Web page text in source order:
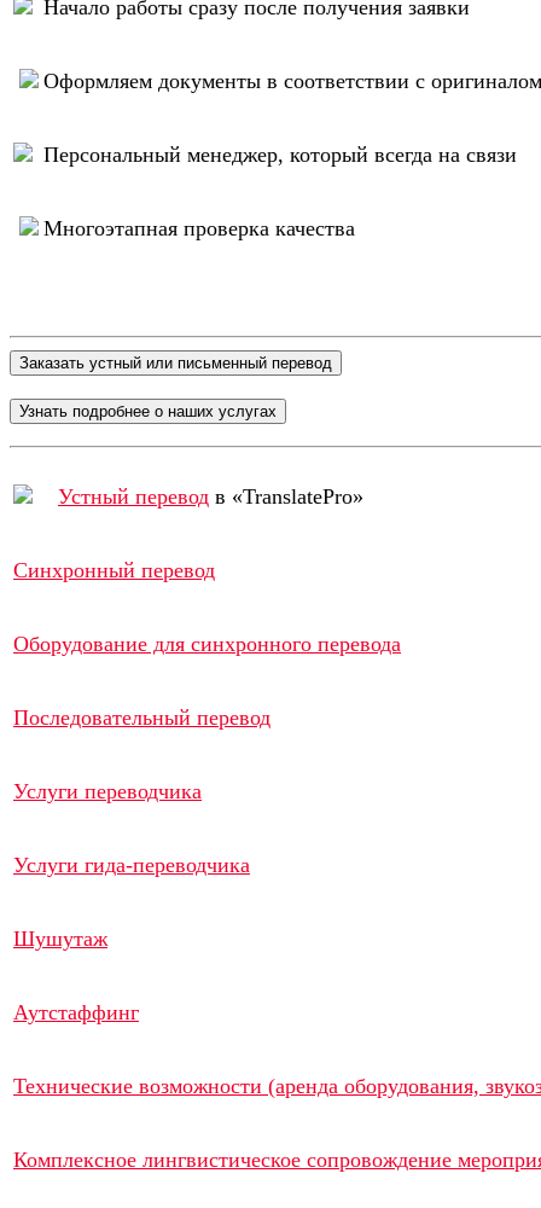
Начало работы сразу после получения заявки
Оформляем документы в соответствии с оригиналом
Персональный менеджер, который всегда на связи
Многоэтапная проверка качества
Устный перевод в «TranslatePro»
Синхронный перевод
Оборудование для синхронного перевода
Последовательный перевод
Услуги переводчика
Услуги гида-переводчика
Шушутаж
Аутстаффинг
Технические возможности (аренда оборудования,
Комплексное лингвистическое сопровождение